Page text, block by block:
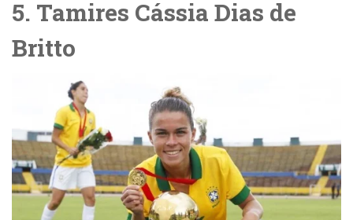
5. Tamires Cássia Dias de
Britto